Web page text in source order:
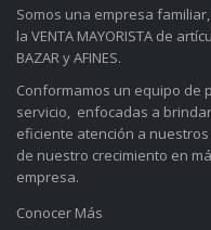
Somos una empresa
la VENTA MAYORISTA de
BAZAR y AFINES.
Conformamos un equipo de
servicio, enfocadas a
eficiente atención a
de nuestro crecimiento en
empresa.
Conocer Más